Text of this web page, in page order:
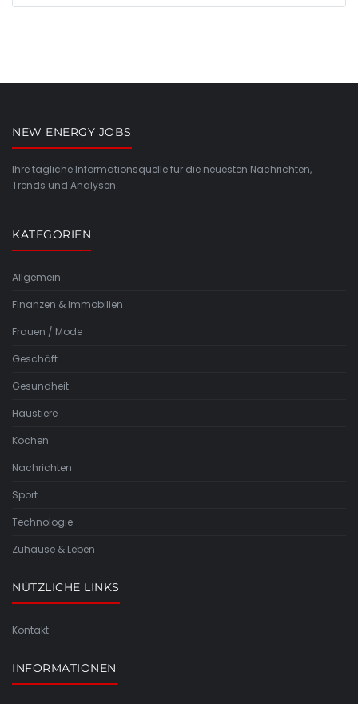
NEW ENERGY JOBS
Ihre tägliche Informationsquelle für die neuesten Nachrichten,
Trends und Analysen.
KATEGORIEN
Allgemein
Finanzen & Immobilien
Frauen / Mode
Geschäft
Gesundheit
Haustiere
Kochen
Nachrichten
Sport
Technologie
Zuhause & Leben
NÜTZLICHE LINKS
Kontakt
INFORMATIONEN